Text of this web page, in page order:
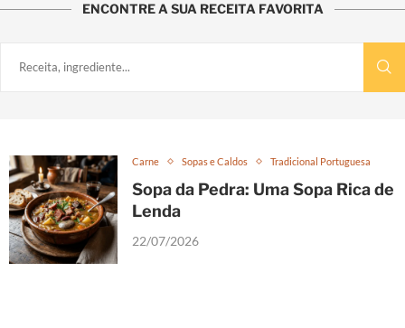
ENCONTRE A SUA RECEITA FAVORITA
Carne Sopas e Caldos Tradicional Portuguesa
Sopa da Pedra: Uma Sopa Rica de
Lenda
22/07/2026